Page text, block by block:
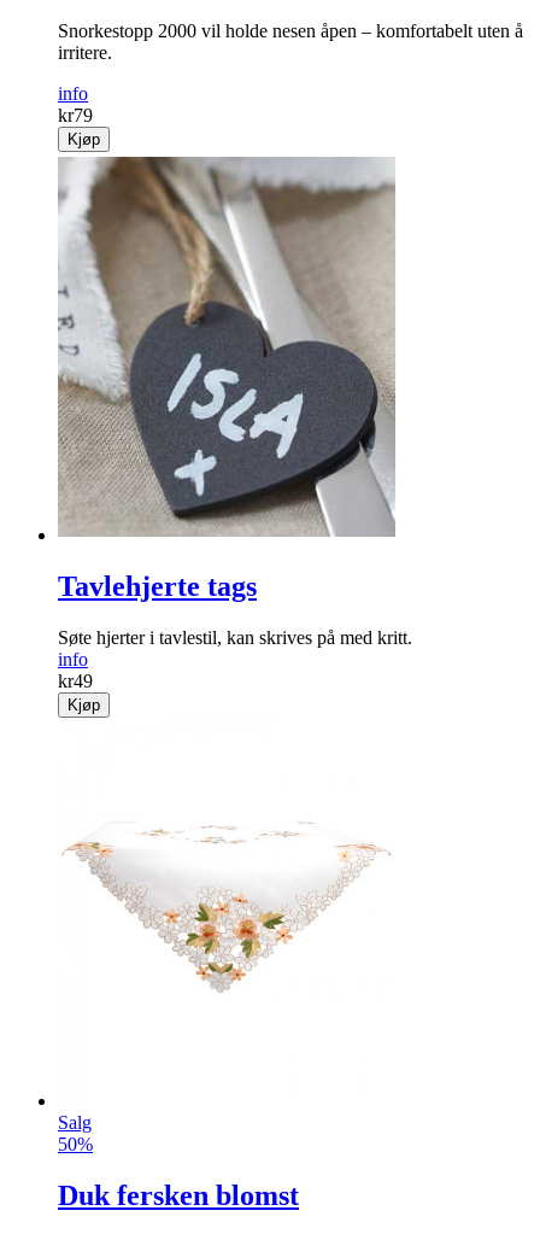
Snorkestopp 2000 vil holde nesen åpen – komfortabelt uten å
irritere.
info
kr79
Kjøp
Tavlehjerte tags
Søte hjerter i tavlestil, kan skrives på med kritt.
info
kr49
Kjøp
Salg
50%
Duk fersken blomst